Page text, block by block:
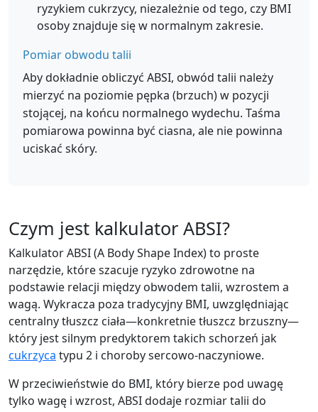
ryzykiem cukrzycy, niezależnie od tego, czy BMI
osoby znajduje się w normalnym zakresie.
Pomiar obwodu talii
Aby dokładnie obliczyć ABSI, obwód talii należy
mierzyć na poziomie pępka (brzuch) w pozycji
stojącej, na końcu normalnego wydechu. Taśma
pomiarowa powinna być ciasna, ale nie powinna
uciskać skóry.
Czym jest kalkulator ABSI?
Kalkulator ABSI (A Body Shape Index) to proste
narzędzie, które szacuje ryzyko zdrowotne na
podstawie relacji między obwodem talii, wzrostem a
wagą. Wykracza poza tradycyjny BMI, uwzględniając
centralny tłuszcz ciała—konkretnie tłuszcz brzuszny—
który jest silnym predyktorem takich schorzeń jak
cukrzyca typu 2 i choroby sercowo-naczyniowe.
W przeciwieństwie do BMI, który bierze pod uwagę
tylko wagę i wzrost, ABSI dodaje rozmiar talii do